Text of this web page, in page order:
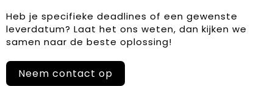
Heb je specifieke deadlines of een gewenste
leverdatum? Laat het ons weten, dan kijken we
samen naar de beste oplossing!
Neem contact op